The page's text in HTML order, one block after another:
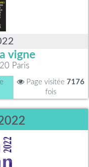
vigne
Paris
Page visitée 7176
fois